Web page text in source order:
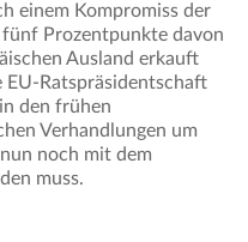
einem Kompromiss der
Prozentpunkte davon
Ausland erkauft
EU-Ratspräsidentschaft
den frühen
Verhandlungen um
noch mit dem
muss.